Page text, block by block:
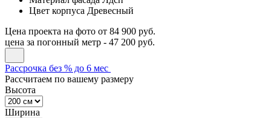
Цвет корпуса Древесный
Цена проекта на фото от 84 900 руб.
цена за погонный метр - 47 200 руб.
Рассрочка без % до 6 мес
Рассчитаем по вашему размеру
Высота
Ширина